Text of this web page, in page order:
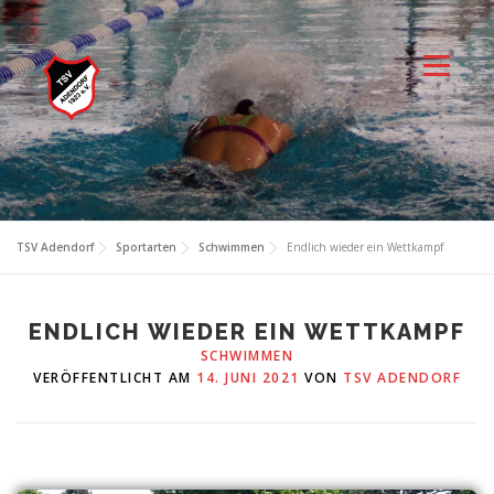
Zum
Inhalt
springen
Menü
TSV Adendorf Sportarten Schwimmen Endlich wieder ein Wettkampf
ENDLICH WIEDER EIN WETTKAMPF
SCHWIMMEN
VERÖFFENTLICHT AM 14. JUNI 2021 VON TSV ADENDORF